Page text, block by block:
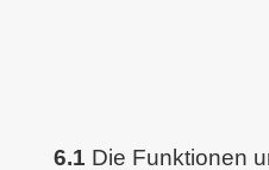
6.1 Die Funktionen